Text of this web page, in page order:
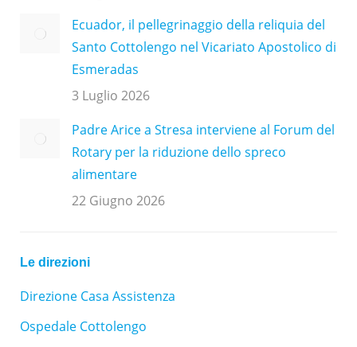
Ecuador, il pellegrinaggio della reliquia del
Santo Cottolengo nel Vicariato Apostolico di
Esmeradas
3 Luglio 2026
Padre Arice a Stresa interviene al Forum del
Rotary per la riduzione dello spreco
alimentare
22 Giugno 2026
Le direzioni
Direzione Casa Assistenza
Ospedale Cottolengo